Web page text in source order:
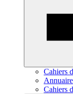
Cahiers
Cahiers